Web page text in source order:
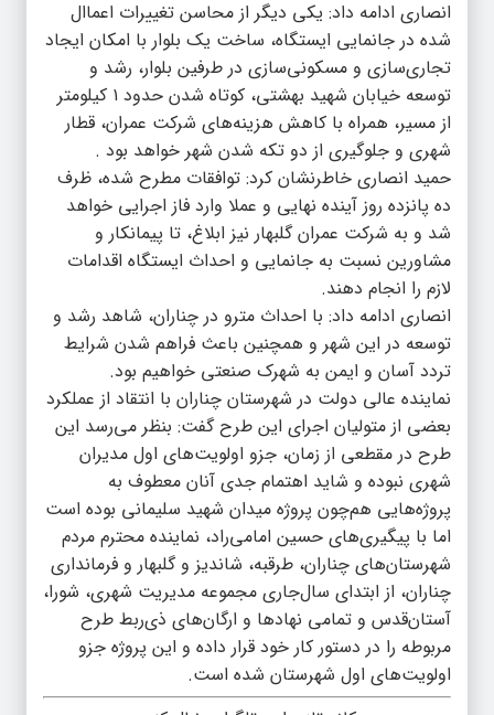
انصاری ادامه داد: یکی دیگر از محاسن تغییرات اعماال
شده در جانمایی ایستگاه، ساخت یک بلوار با امکان ایجاد
تجاری‌سازی و مسکونی‌سازی در طرفین بلوار، رشد و
توسعه خیابان شهید بهشتی، کوتاه شدن حدود ۱ کیلومتر
از مسیر، همراه با کاهش هزینه‌های شرکت عمران، قطار
شهری و جلوگیری از دو تکه شدن شهر خواهد بود .
حمید انصاری خاطرنشان کرد: توافقات مطرح شده، ظرف
ده پانزده روز آینده نهایی و عملا وارد فاز اجرایی خواهد
شد و به شرکت عمران گلبهار نیز ابلاغ، تا پیمانکار و
مشاورین نسبت به جانمایی و احداث ایستگاه اقدامات
لازم را انجام دهند.
انصاری ادامه داد: با احداث مترو در چناران، شاهد رشد و
توسعه در این شهر و همچنین باعث فراهم شدن شرایط
تردد آسان و ایمن به شهرک صنعتی خواهیم بود.
نماینده عالی دولت در شهرستان چناران با انتقاد از عملکرد
بعضی از متولیان اجرای این طرح گفت: بنظر می‌رسد این
طرح در مقطعی از زمان، جزو اولویت‌های اول مدیران
شهری نبوده و شاید اهتمام جدی آنان معطوف به
پروژه‌هایی هم‌چون پروژه میدان شهید سلیمانی بوده است
اما با پیگیری‌های حسین امامی‌راد، نماینده محترم مردم
شهرستان‌های چناران، طرقبه، شاندیز و گلبهار و فرمانداری
چناران، از ابتدای سال‌جاری مجموعه مدیریت شهری، شورا،
آستان‌قدس و تمامی نهادها و ارگان‌های ذی‌ربط طرح
مربوطه را در دستور کار خود قرار داده و این پروژه جزو
اولویت‌های اول شهرستان شده است.